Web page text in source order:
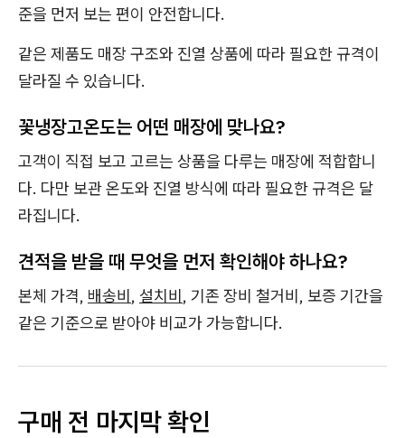
준을 먼저 보는 편이 안전합니다.
같은 제품도 매장 구조와 진열 상품에 따라 필요한 규격이
달라질 수 있습니다.
꽃냉장고온도는 어떤 매장에 맞나요?
고객이 직접 보고 고르는 상품을 다루는 매장에 적합합니
다. 다만 보관 온도와 진열 방식에 따라 필요한 규격은 달
라집니다.
견적을 받을 때 무엇을 먼저 확인해야 하나요?
본체 가격, 배송비, 설치비, 기존 장비 철거비, 보증 기간을
같은 기준으로 받아야 비교가 가능합니다.
구매 전 마지막 확인